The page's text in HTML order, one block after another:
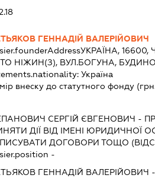
ГЕННАДІЙ ВАЛЕРІЙОВИЧ
УКРАЇНА, 16600,
НІЖИН(З), ВУЛ.БОГУНА,
Україна
внеску до статутного фонду
СЕРГІЙ ЄВГЕНОВИЧ -
ДІЇ ВІД ІМЕНІ ЮРИДИЧНОЇ
ДОГОВОРИ ТОЩО
-
ГЕННАДІЙ ВАЛЕРІЙОВИЧ -